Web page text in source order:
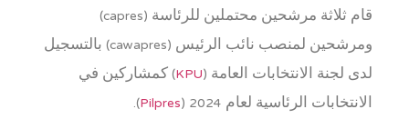
قام ثلاثة مرشحين محتملين للرئاسة (capres)
ومرشحين لمنصب نائب الرئيس (cawapres) بالتسجيل
لدى لجنة الانتخابات العامة (KPU) كمشاركين في
الانتخابات الرئاسية لعام 2024 (
Pilpres
).